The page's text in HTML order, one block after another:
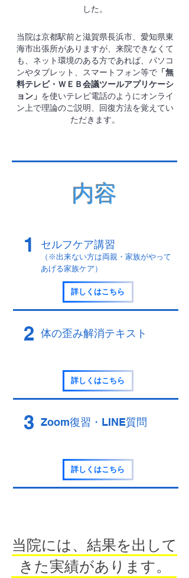
した。
当院は京都駅前と滋賀県長浜市、愛知県東
海市出張所がありますが、来院できなくて
も、ネット環境のある方であれば、パソコ
ンやタブレット、スマートフォン等で「無
料テレビ・ＷＥＢ会議ツールアプリケーシ
ョン」 を使いテレビ電話のようにオンライ
ン上で理論のご説明、回復方法を覚えてい
ただきます。
内容
1 セルフケア講習
（※出来ない方は両親・家族がやって
あげる家族ケア）
詳しくはこちら
2 体の歪み解消テキスト
詳しくはこちら
3 Zoom復習・LINE質問
詳しくはこちら
当院には、結果を出して
きた実績があります。